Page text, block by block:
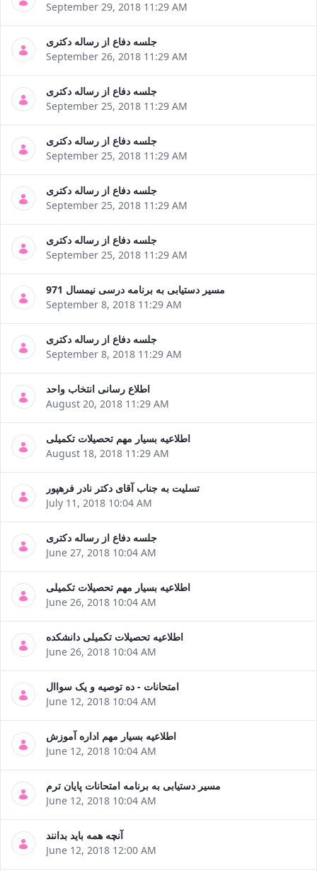
September 29, 2018 11:29 AM
جلسه دفاع از رساله دکتری
September 26, 2018 11:29 AM
جلسه دفاع از رساله دکتری
September 25, 2018 11:29 AM
جلسه دفاع از رساله دکتری
September 25, 2018 11:29 AM
جلسه دفاع از رساله دکتری
September 25, 2018 11:29 AM
جلسه دفاع از رساله دکتری
September 25, 2018 11:29 AM
مسیر دستیابی به برنامه درسی نیمسال 971
September 8, 2018 11:29 AM
جلسه دفاع از رساله دکتری
September 8, 2018 11:29 AM
اطلاع رسانی انتخاب واحد
August 20, 2018 11:29 AM
اطلاعیه بسیار مهم تحصیلات تکمیلی
August 18, 2018 11:29 AM
تسلیت به جناب آقای دکتر نادر فرهپور
July 11, 2018 10:04 AM
جلسه دفاع از رساله دکتری
June 27, 2018 10:04 AM
اطلاعیه بسیار مهم تحصیلات تکمیلی
June 26, 2018 10:04 AM
اطلاعیه تحصیلات تکمیلی دانشکده
June 26, 2018 10:04 AM
امتحانات - ده توصیه و یک سواال
June 12, 2018 10:04 AM
اطلاعیه بسیار مهم اداره آموزش
June 12, 2018 10:04 AM
مسیر دستیابی به برنامه امتحانات پایان ترم
June 12, 2018 10:04 AM
آنچه همه باید بدانند
June 12, 2018 12:00 AM